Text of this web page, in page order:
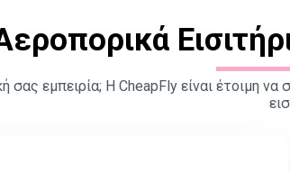
σας εμπειρία; Η CheapFly είναι έτοιμη